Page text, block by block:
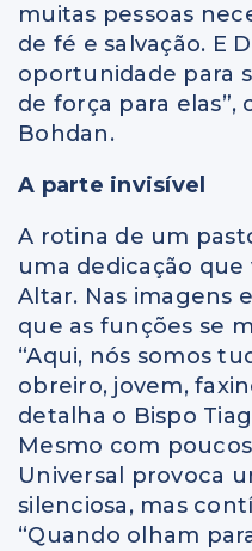
muitas pessoas
de fé e salvação. E
oportunidade para
de força para
Bohdan.
A parte invisível
A rotina de um
uma dedicação
Altar. Nas imagens
que as funções se
“Aqui, nós somos
obreiro, jovem,
detalha o Bispo
Mesmo com
Universal provoca
silenciosa, mas
“Quando olham